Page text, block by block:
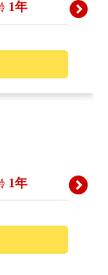
1年
1年